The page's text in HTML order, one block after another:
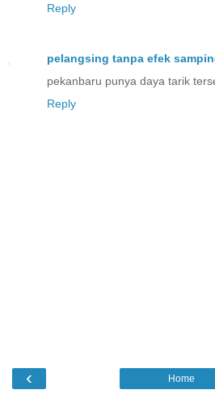
Reply
pelangsing tanpa efek
pekanbaru punya daya tarik
Reply
‹ Home